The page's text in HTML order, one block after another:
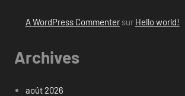
A WordPress Commentersur Hello world!
Archives
août 2026